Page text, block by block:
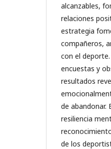
alcanzables,
relaciones
estrategia
compañeros,
con el
encuestas y
resultados
de abandonar.
resiliencia
de los